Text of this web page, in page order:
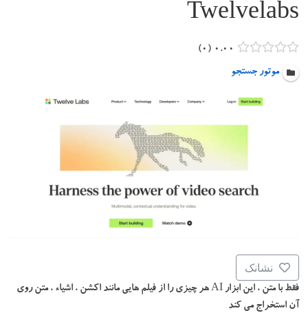
مصنوعی
www.hooshtaak.ir
Twelvelabs
۰.۰۰ ۰
موتور جستجو
نشانک
فقط با متن ، این ابزار AI هر چیزی را از فیلم هایی مانند اکشن ، اشیاء ، متن روی
آن استخراج می کند